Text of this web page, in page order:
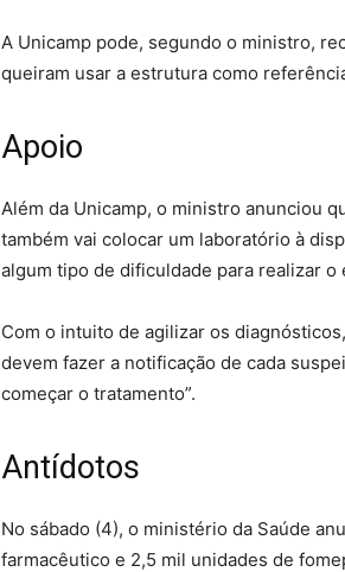
A Unicamp pode, segundo o ministro,
queiram usar a estrutura como
Apoio
Além da Unicamp, o ministro anunciou
também vai colocar um laboratório à
algum tipo de dificuldade para realizar o
Com o intuito de agilizar os
devem fazer a notificação de cada
começar o tratamento”.
Antídotos
No sábado (4), o ministério da Saúde
farmacêutico e 2,5 mil unidades de